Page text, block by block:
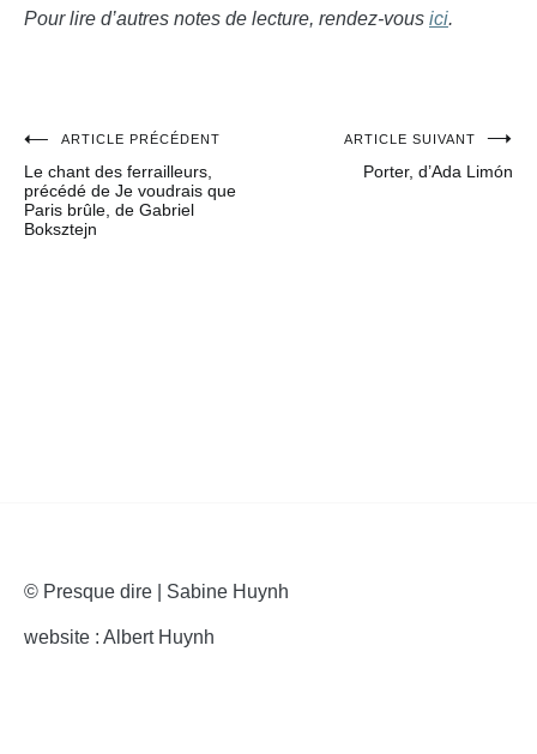
Pour lire d’autres notes de lecture, rendez-vous ici.
Navigation
de
l’article
ARTICLE PRÉCÉDENT
Le chant des ferrailleurs,
précédé de Je voudrais que
Paris brûle, de Gabriel
Boksztejn
ARTICLE SUIVANT
Porter, d’Ada Limón
© Presque dire | Sabine Huynh
website : Albert Huynh